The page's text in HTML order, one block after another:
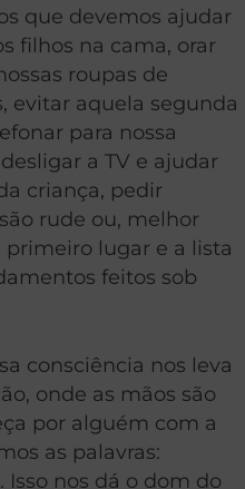
que devemos ajudar
filhos na cama, orar
roupas de
evitar aquela segunda
para nossa
a TV e ajudar
criança, pedir
rude ou, melhor
lugar e a lista
feitos sob
consciência nos leva
onde as mãos são
por alguém com a
as palavras:
Isso nos dá o dom do